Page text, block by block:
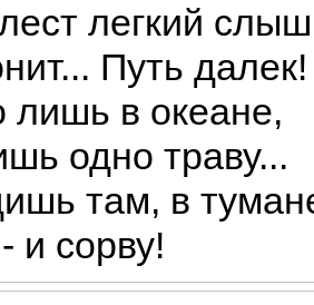
легкий
Путь далек!
лишь в океане,
одно траву...
там, в
и сорву!